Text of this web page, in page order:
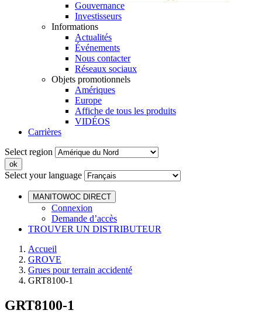
Gouvernance
Investisseurs
Informations
Actualités
Événements
Nous contacter
Réseaux sociaux
Objets promotionnels
Amériques
Europe
Affiche de tous les produits
VIDÉOS
Carrières
Select region
Select your language
MANITOWOC DIRECT
Connexion
Demande d’accès
TROUVER UN DISTRIBUTEUR
Accueil
GROVE
Grues pour terrain accidenté
GRT8100-1
GRT8100-1